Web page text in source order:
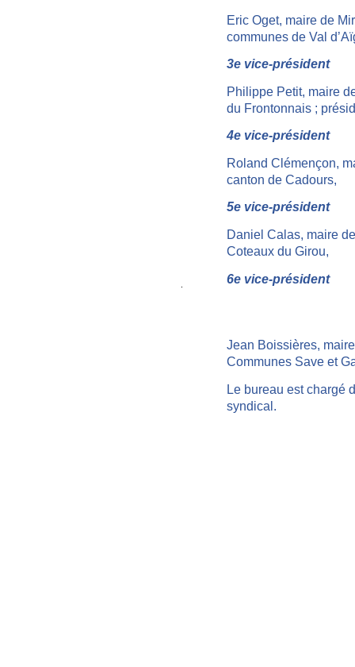
Eric Oget, maire de
communes de Val
3e vice-président
Philippe Petit, maire
du Frontonnais ; pr
4e vice-président
Roland Clémençon,
canton de Cadours,
5e vice-président
Daniel Calas, maire
Coteaux du Girou,
6e vice-président
Jean Boissières,
Communes Save et
Le bureau est chargé
syndical.